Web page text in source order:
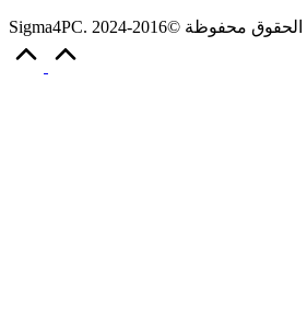
Sigma4PC. الحقوق محفوظة ©2016-2024